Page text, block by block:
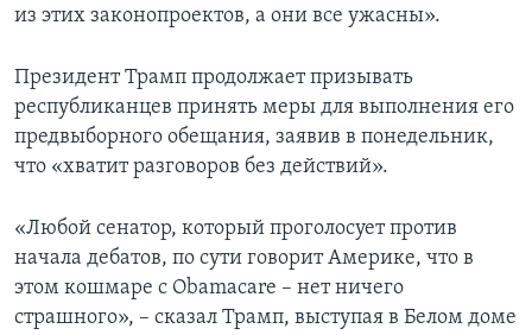
из этих законопроектов, а они все ужасны».
Президент Трамп продолжает призывать
республиканцев принять меры для выполнения его
предвыборного обещания, заявив в понедельник,
что «хватит разговоров без действий».
«Любой сенатор, который проголосует против
начала дебатов, по сути говорит Америке, что в
этом кошмаре с Obamacare – нет ничего
страшного», – сказал Трамп, выступая в Белом доме